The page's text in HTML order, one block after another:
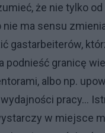
że nie tylko
nie ma sensu
gastarbeiterów,
podnieść granicę
albo np.
pracy...
w miejsce